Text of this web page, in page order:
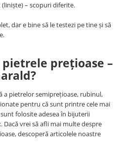
– scopuri diferite.
dar e bine să le testezi pe tine și să
pietrele prețioase –
a pietrelor semiprețioase, rubinul,
pentru că sunt printre cele mai
folosite adesea în bijuterii
Dacă vrei să afli mai multe despre
descoperă articolele noastre